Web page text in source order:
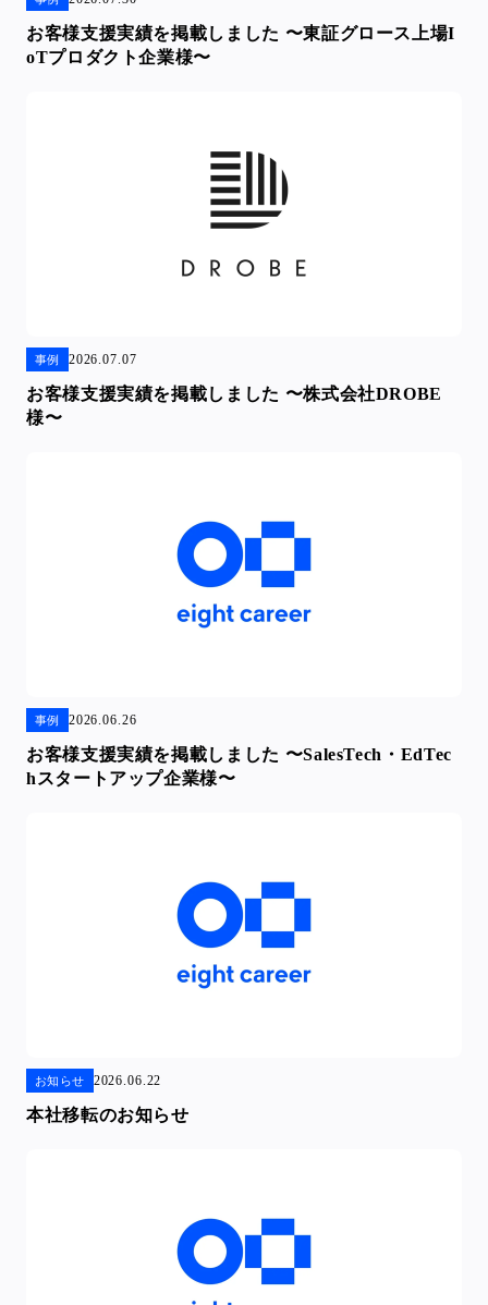
お客様支援実績を掲載しました 〜東証グロース上場I
oTプロダクト企業様〜
事例 2026.07.07
お客様支援実績を掲載しました 〜株式会社DROBE
様〜
事例 2026.06.26
お客様支援実績を掲載しました 〜SalesTech・EdTec
hスタートアップ企業様〜
お知らせ 2026.06.22
本社移転のお知らせ